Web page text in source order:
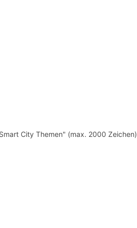
City Themen" (max. 2000 Zeichen)